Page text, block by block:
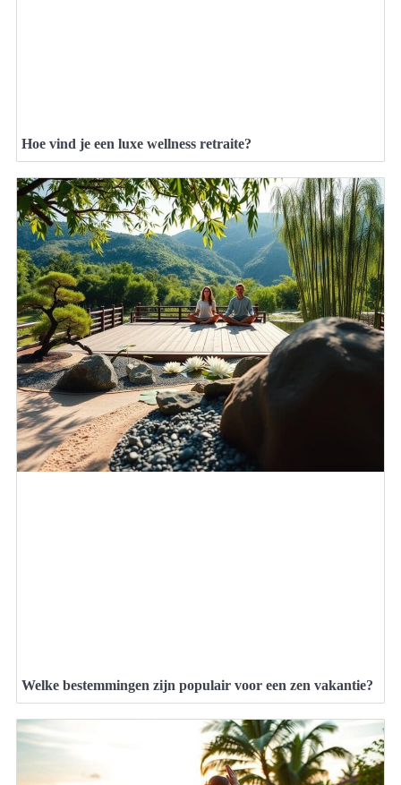
Hoe vind je een luxe wellness retraite?
Welke bestemmingen zijn populair voor een zen vakantie?